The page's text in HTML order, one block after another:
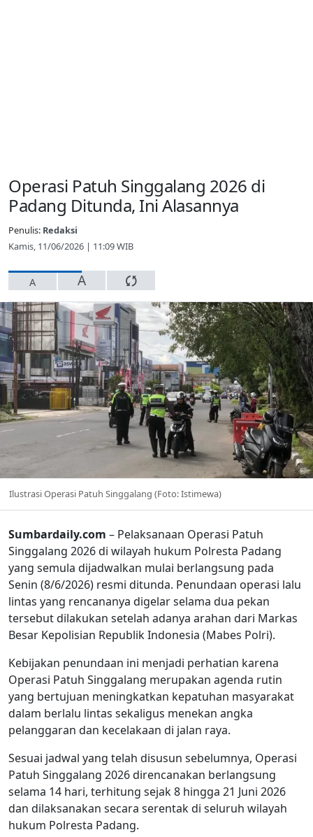
Operasi Patuh Singgalang 2026 di
Padang Ditunda, Ini Alasannya
Penulis: Redaksi
Kamis, 11/06/2026 | 11:09 WIB
A A
Ilustrasi Operasi Patuh Singgalang (Foto: Istimewa)
Sumbardaily.com – Pelaksanaan Operasi Patuh
Singgalang 2026 di wilayah hukum Polresta Padang
yang semula dijadwalkan mulai berlangsung pada
Senin (8/6/2026) resmi ditunda. Penundaan operasi lalu
lintas yang rencananya digelar selama dua pekan
tersebut dilakukan setelah adanya arahan dari Markas
Besar Kepolisian Republik Indonesia (Mabes Polri).
Kebijakan penundaan ini menjadi perhatian karena
Operasi Patuh Singgalang merupakan agenda rutin
yang bertujuan meningkatkan kepatuhan masyarakat
dalam berlalu lintas sekaligus menekan angka
pelanggaran dan kecelakaan di jalan raya.
Sesuai jadwal yang telah disusun sebelumnya, Operasi
Patuh Singgalang 2026 direncanakan berlangsung
selama 14 hari, terhitung sejak 8 hingga 21 Juni 2026
dan dilaksanakan secara serentak di seluruh wilayah
hukum Polresta Padang.